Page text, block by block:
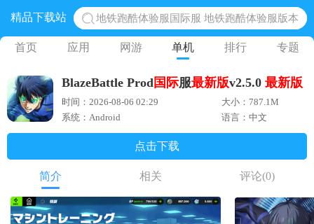
精品下载站
网易光遇手游正版 点亮星空共庆周年
黎明觉醒生机腾讯正版 黎明觉醒生机国际服
蛋仔派对下载 蛋仔派对体验服
奥特曼王者传奇 正版奥特曼游戏
地铁跑酷体验服国际服 地铁跑酷体验服版本
首页 应用 网游 单机 排行 专题
BlazeBattle Prod国际服最新版v2.5.0 最新版
时间：2026-08-06 02:29
大小：787.1M
系统：Android
语言：中文
点击下载
简介 相关 评论(0)